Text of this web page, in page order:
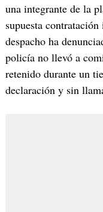
una integrante de la
supuesta
despacho ha
policía no llevó a
retenido durante un
declaración y sin